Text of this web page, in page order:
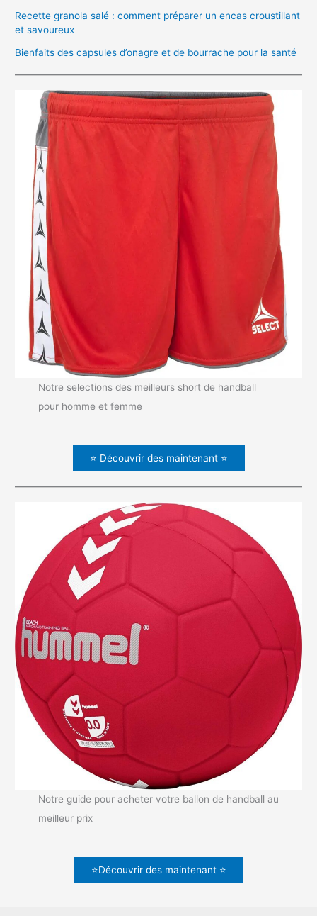
Recette granola salé : comment préparer un encas croustillant
et savoureux
Bienfaits des capsules d’onagre et de bourrache pour la santé
Notre selections des meilleurs short de handball
pour homme et femme
⭐ Découvrir des maintenant ⭐
Notre guide pour acheter votre ballon de handball au
meilleur prix
⭐Découvrir des maintenant ⭐